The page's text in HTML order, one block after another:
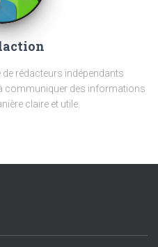
rédacteurs indépendants
communiquer des informations
claire et utile.